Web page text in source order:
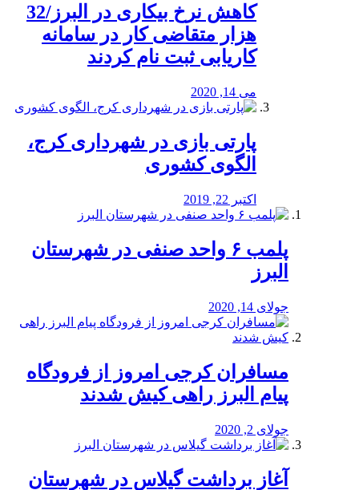
کاهش نرخ بیکاری در البرز/32
هزار متقاضی کار در سامانه
کاریابی ثبت نام کردند
می 14, 2020
پارتی بازی در شهرداری کرج،
الگوی کشوری
اکتبر 22, 2019
پلمب ۶ واحد صنفی در شهرستان
البرز
جولای 14, 2020
مسافران کرجی امروز از فرودگاه
پیام البرز راهی کیش شدند
جولای 2, 2020
آغاز برداشت گیلاس در شهرستان